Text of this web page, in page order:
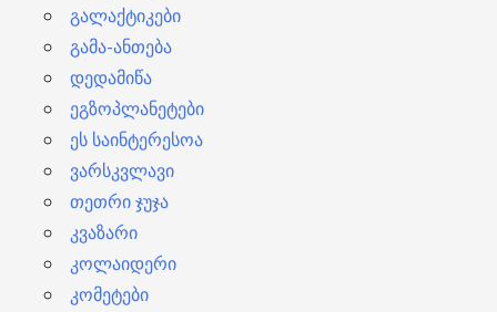
გალაქტიკები
გამა-ანთება
დედამიწა
ეგზოპლანეტები
ეს საინტერესოა
ვარსკვლავი
თეთრი ჯუჯა
კვაზარი
კოლაიდერი
კომეტები